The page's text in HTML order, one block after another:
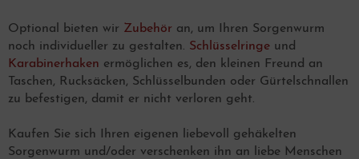
Optional bieten wir Zubehör an, um Ihren Sorgenwurm
noch individueller zu gestalten. Schlüsselringe und
Karabinerhaken ermöglichen es, den kleinen Freund an
Taschen, Rucksäcken, Schlüsselbunden oder Gürtelschnallen
zu befestigen, damit er nicht verloren geht.
Kaufen Sie sich Ihren eigenen liebevoll gehäkelten
Sorgenwurm und/oder verschenken ihn an liebe Menschen